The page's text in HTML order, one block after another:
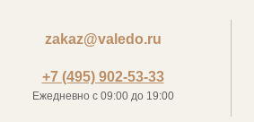
Ежедневно с 09:00 до 19:00
+7 (495) 902-53-33
zakaz@valedo.ru